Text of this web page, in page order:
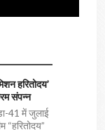
हरितोदय’
संपन्न
41 में जुलाई
“हरितोदय”